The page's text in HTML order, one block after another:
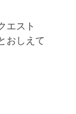
エスト
おしえて